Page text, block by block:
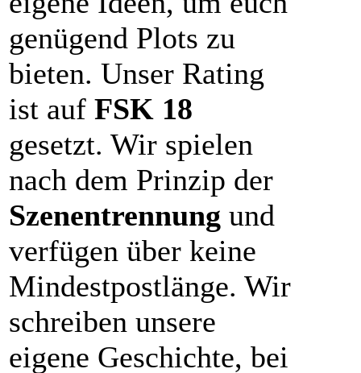
genügend Plots zu
bieten. Unser Rating
ist auf FSK 18
gesetzt. Wir spielen
nach dem Prinzip der
Szenentrennung und
verfügen über keine
Mindestpostlänge. Wir
schreiben unsere
eigene Geschichte, bei